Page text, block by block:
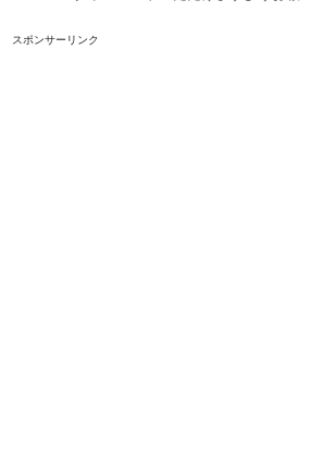
スポンサーリンク